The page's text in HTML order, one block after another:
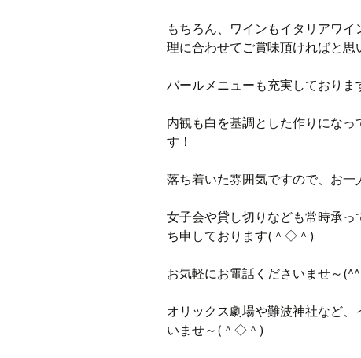
もちろん、ワインもイタリアワ
理に合わせてご賞味頂ければと思
バールメニューも充実しておりま
内観も白を基調とした作りにな
す！
落ち着いた雰囲気ですので、お
女子会や貸し切りなども常時承
ち申しております(＾◇＾)
お気軽にお電話くださいませ～
オリックス劇場や難波神社など
いませ～(＾◇＾)